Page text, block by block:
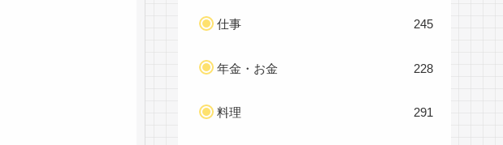
仕事 245
年金・お金 228
料理 291